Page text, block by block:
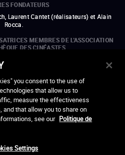
FONDATEURS
Laurent Cantet (réalisateurs) et Alain
Rocca.
MEMBRES DE L'ASSOCIATION
DES CINÉASTES
Michel Hazanavicius (représentant de
Mikael Buch (représentant de la SRF)
L'ASSOCIATION LA CINÉMATHÈQUE
CINÉASTES
you consent to the use of
that allow us to
measure the effectiveness
that allow you to share on
see our Politique de
Settings